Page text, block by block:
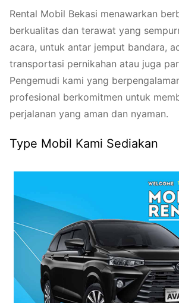
Rental Mobil Bekasi menawarkan
berkualitas dan terawat yang
acara, untuk antar jemput bandara,
transportasi pernikahan atau juga
Pengemudi kami yang
profesional berkomitmen untuk
perjalanan yang aman dan nyaman.
Type Mobil Kami Sediakan